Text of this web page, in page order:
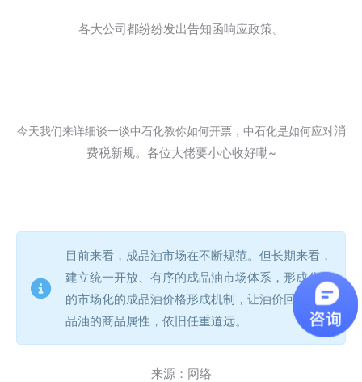
各大公司都纷纷发出告知函响应政策。
今天我们来详细谈一谈中石化教你如何开票，中石化是如何应对消
费税新规。各位大佬要小心收好嘞~
目前来看，成品油市场在不断规范。但长期来看，
建立统一开放、有序的成品油市场体系，形成公平
的市场化的成品油价格形成机制，让油价回归到成
品油的商品属性，依旧任重道远。
来源：网络